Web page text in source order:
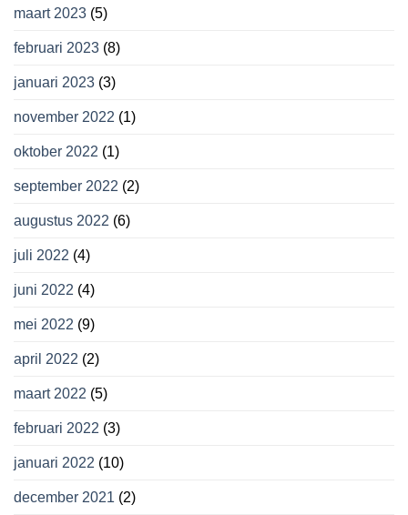
maart 2023 (5)
februari 2023 (8)
januari 2023 (3)
november 2022 (1)
oktober 2022 (1)
september 2022 (2)
augustus 2022 (6)
juli 2022 (4)
juni 2022 (4)
mei 2022 (9)
april 2022 (2)
maart 2022 (5)
februari 2022 (3)
januari 2022 (10)
december 2021 (2)